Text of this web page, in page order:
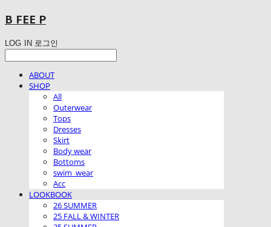
B FEE P
LOG IN 로그인
ABOUT
SHOP
All
Outerwear
Tops
Dresses
Skirt
Body wear
Bottoms
swim_wear
Acc
LOOKBOOK
26 SUMMER
25 FALL & WINTER